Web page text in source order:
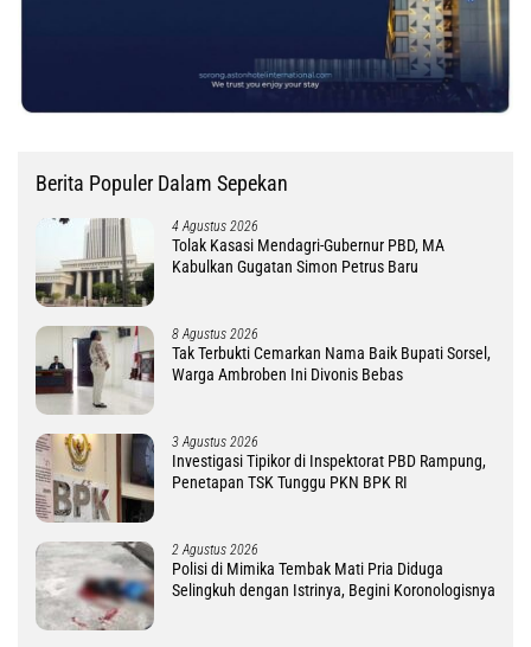
Berita Populer Dalam Sepekan
4 Agustus 2026
Tolak Kasasi Mendagri-Gubernur PBD, MA
Kabulkan Gugatan Simon Petrus Baru
8 Agustus 2026
Tak Terbukti Cemarkan Nama Baik Bupati Sorsel,
Warga Ambroben Ini Divonis Bebas
3 Agustus 2026
Investigasi Tipikor di Inspektorat PBD Rampung,
Penetapan TSK Tunggu PKN BPK RI
2 Agustus 2026
Polisi di Mimika Tembak Mati Pria Diduga
Selingkuh dengan Istrinya, Begini Koronologisnya